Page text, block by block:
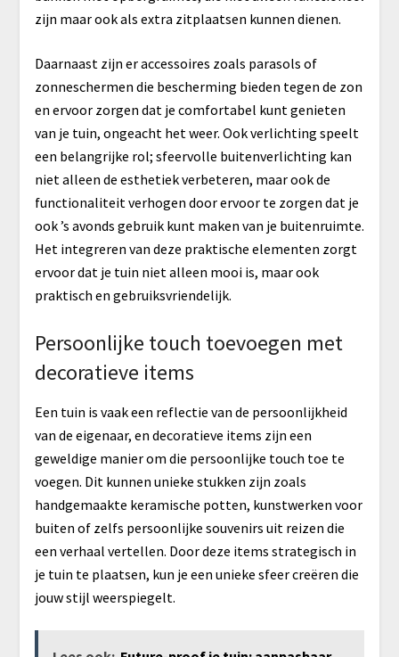
zijn maar ook als extra zitplaatsen kunnen dienen.
Daarnaast zijn er accessoires zoals parasols of
zonneschermen die bescherming bieden tegen de zon
en ervoor zorgen dat je comfortabel kunt genieten
van je tuin, ongeacht het weer. Ook verlichting speelt
een belangrijke rol; sfeervolle buitenverlichting kan
niet alleen de esthetiek verbeteren, maar ook de
functionaliteit verhogen door ervoor te zorgen dat je
ook ’s avonds gebruik kunt maken van je buitenruimte.
Het integreren van deze praktische elementen zorgt
ervoor dat je tuin niet alleen mooi is, maar ook
praktisch en gebruiksvriendelijk.
Persoonlijke touch toevoegen met
decoratieve items
Een tuin is vaak een reflectie van de persoonlijkheid
van de eigenaar, en decoratieve items zijn een
geweldige manier om die persoonlijke touch toe te
voegen. Dit kunnen unieke stukken zijn zoals
handgemaakte keramische potten, kunstwerken voor
buiten of zelfs persoonlijke souvenirs uit reizen die
een verhaal vertellen. Door deze items strategisch in
je tuin te plaatsen, kun je een unieke sfeer creëren die
jouw stijl weerspiegelt.